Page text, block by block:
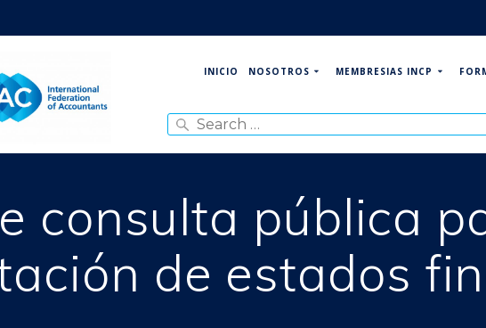
INICIO NOSOTROS MEMBRESIAS INCP
for:
consulta pública
de estados